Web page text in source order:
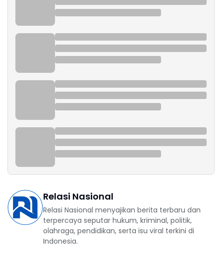
Relasi Nasional
Relasi Nasional menyajikan berita terbaru dan
terpercaya seputar hukum, kriminal, politik,
olahraga, pendidikan, serta isu viral terkini di
Indonesia.